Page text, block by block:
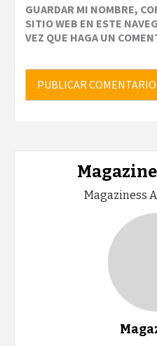
GUARDAR MI NOMBRE,
SITIO WEB EN ESTE
VEZ QUE HAGA UN
Magaziness